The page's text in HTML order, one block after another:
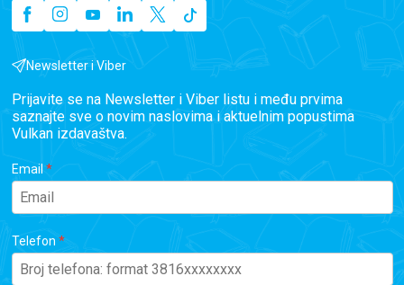
Newsletter i Viber
Prijavite se na Newsletter i Viber listu i među prvima
saznajte sve o novim naslovima i aktuelnim popustima
Vulkan izdavaštva.
Email
Telefon